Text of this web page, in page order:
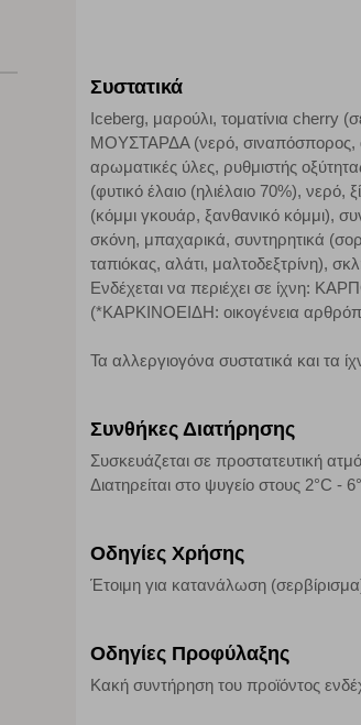
Συστατικά
Iceberg, μαρούλι, τοματίνια cherry
ΜΟΥΣΤΑΡΔΑ (νερό, σιναπόσπορος,
αρωματικές ύλες, ρυθμιστής
(φυτικό έλαιο (ηλιέλαιο 70%),
(κόμμι γκουάρ, ξανθανικό κόμμι),
σκόνη, μπαχαρικά, συντηρητικά
ταπιόκας, αλάτι, μαλτοδεξτρίνη),
Ενδέχεται να περιέχει σε
(*ΚΑΡΚΙΝΟΕΙΔΗ: οικογένεια
Τα αλλεργιογόνα συστατικά και τα
Συνθήκες Διατήρησης
Συσκευάζεται σε προστατευτική
Διατηρείται στο ψυγείο στους 2°C -
Οδηγίες Χρήσης
Έτοιμη για κατανάλωση
Οδηγίες Προφύλαξης
Κακή συντήρηση του προϊόντος
και τη συσκευή σας. Αν δεν επιλέξετε τη
κατηγορία cookies μας δίνει τη δυνατότητα να
ποιες σελίδες είναι περισσότερο, ή λιγότερο
συγκεντρωτικές και, συνεπώς, ανώνυμες. Αν δεν
cookies
κατηγορία cookies είναι απαραίτητη για τη
σας ειδοποιεί σχετικά με αυτά τα cookies, με το